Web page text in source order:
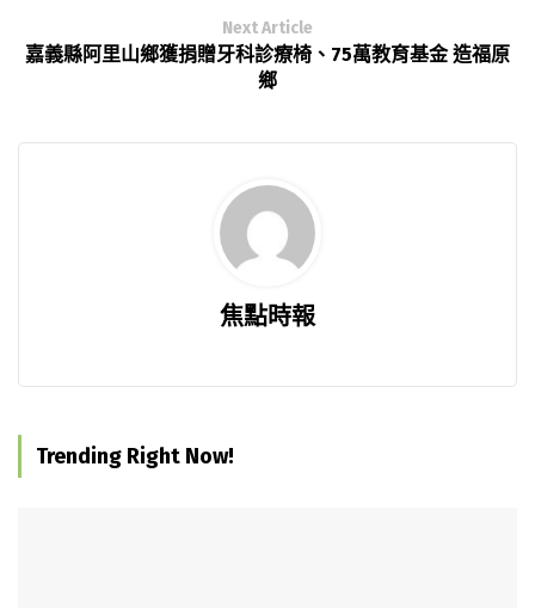
Next Article
嘉義縣阿里山鄉獲捐贈牙科診療椅、75萬教育基金 造福原
鄉
焦點時報
Trending Right Now!